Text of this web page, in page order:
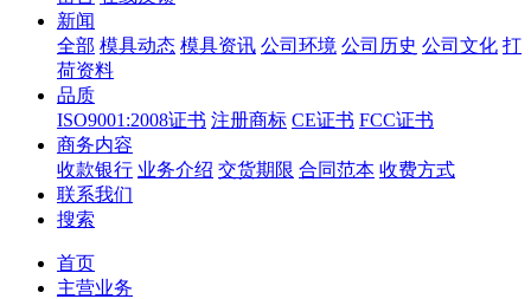
新闻
全部 模具动态 模具资讯 公司环境 公司历史 公司文化 打
荷资料
品质
ISO9001:2008证书 注册商标 CE证书 FCC证书
商务内容
收款银行 业务介绍 交货期限 合同范本 收费方式
联系我们
搜索
首页
主营业务